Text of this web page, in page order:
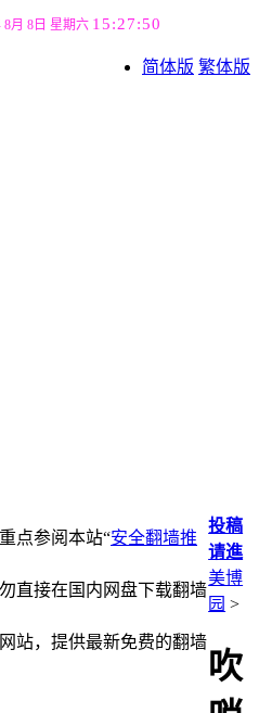
8月 8日 星期六 15:27:50
简体版 繁体版
点参阅本站“安全翻墙推
直接在国内网盘下载翻墙
站，提供最新免费的翻墙
投稿
请進
美博
园 >
吹